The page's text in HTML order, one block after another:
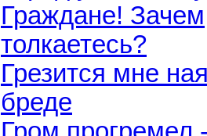
Граждане! Зачем
толкаетесь?
Грезится мне
бреде